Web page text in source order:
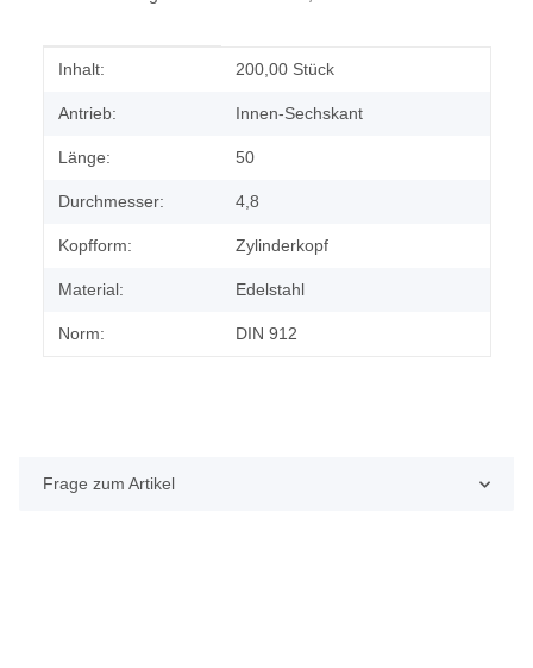
Produkteigenschaft
Wert
Inhalt: 200,00 Stück
Antrieb: Innen-Sechskant
Länge: 50
Durchmesser: 4,8
Kopfform: Zylinderkopf
Material: Edelstahl
Norm: DIN 912
Frage zum Artikel